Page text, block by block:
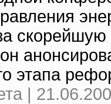
этапа
|